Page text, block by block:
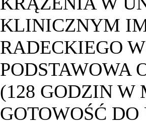
KLINICZNYM
RADECKIEGO
PODSTAWOWA
(128 GODZIN W
GOTOWOŚĆ